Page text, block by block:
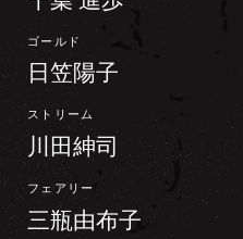
ゴールド
日笠陽子
ストリーム
川田紳司
フェアリー
三瓶由布子